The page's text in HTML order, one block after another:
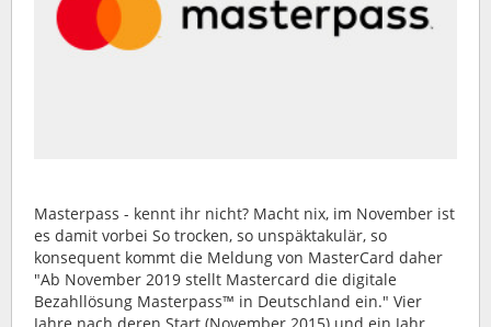
Masterpass - kennt ihr nicht? Macht nix, im November ist
es damit vorbei So trocken, so unspäktakulär, so
konsequent kommt die Meldung von MasterCard daher
"Ab November 2019 stellt Mastercard die digitale
Bezahllösung Masterpass™ in Deutschland ein." Vier